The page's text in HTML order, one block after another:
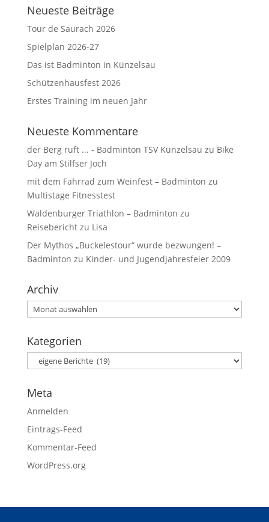
Neueste Beiträge
Tour de Saurach 2026
Spielplan 2026-27
Das ist Badminton in Künzelsau
Schützenhausfest 2026
Erstes Training im neuen Jahr
Neueste Kommentare
der Berg ruft ... - Badminton TSV Künzelsau zu Bike
Day am Stilfser Joch
mit dem Fahrrad zum Weinfest – Badminton zu
Multistage Fitnesstest
Waldenburger Triathlon – Badminton zu
Reisebericht zu Lisa
Der Mythos „Buckelestour“ wurde bezwungen! –
Badminton zu Kinder- und Jugendjahresfeier 2009
Archiv
Kategorien
Meta
Anmelden
Eintrags-Feed
Kommentar-Feed
WordPress.org